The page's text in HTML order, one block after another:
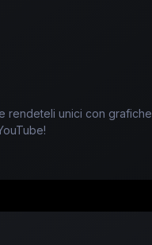
rendeteli unici con grafiche